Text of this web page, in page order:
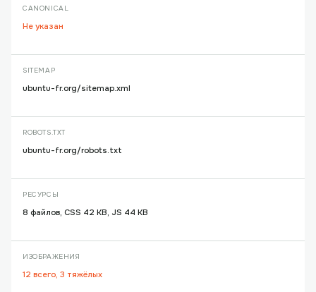
CANONICAL
Не указан
SITEMAP
ubuntu-fr.org/sitemap.xml
ROBOTS.TXT
ubuntu-fr.org/robots.txt
РЕСУРСЫ
8 файлов, CSS 42 KB, JS 44 KB
ИЗОБРАЖЕНИЯ
12 всего, 3 тяжёлых